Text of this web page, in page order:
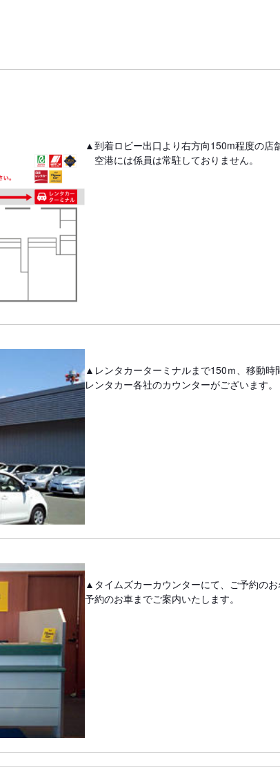
▲到着ロビー出口より右方向150m程度の店
空港には係員は常駐しておりません。
▲レンタカーターミナルまで150ｍ、移動時
レンタカー各社のカウンターがございます。
▲タイムズカーカウンターにて、ご予約の
予約のお車までご案内いたします。